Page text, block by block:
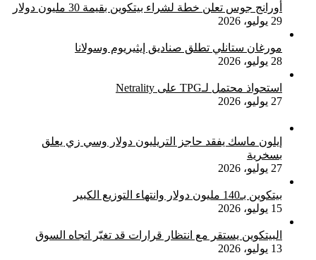
أورانج جوس تعلن خطة لشراء بيتكوين بقيمة 30 مليون دولار
29 يوليو، 2026
مورغان ستانلي تطلق صناديق إيثيريوم وسولانا
28 يوليو، 2026
استحواذ محتمل لـTPG على Netrality
27 يوليو، 2026
إيلون ماسك يفقد حاجز التريليون دولار وسي زي يعلق
بسخرية
27 يوليو، 2026
بيتكوين بـ140 مليون دولار وانتهاء التوزيع الكبير
15 يوليو، 2026
البيتكوين يستقر مع انتظار قرارات قد تغيّر اتجاه السوق
13 يوليو، 2026